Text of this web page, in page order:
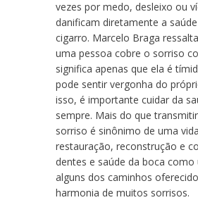
vezes por medo, desleixo ou
danificam diretamente a
cigarro. Marcelo Braga
uma pessoa cobre o sorriso
significa apenas que ela é
pode sentir vergonha do
isso, é importante cuidar da
sempre. Mais do que
sorriso é sinônimo de uma
restauração, reconstrução e
dentes e saúde da boca
alguns dos caminhos
harmonia de muitos sorrisos.